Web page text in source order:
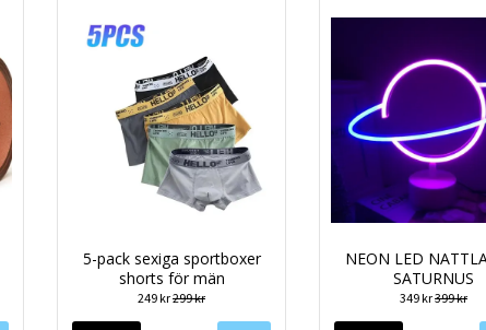
5-pack sexiga sportboxer
shorts för män
249 kr299 kr
NEON LED
SATURNUS
349 kr399 kr